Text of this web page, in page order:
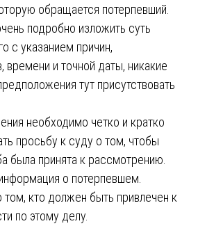
обращается потерпевший.
подробно изложить суть
с указанием причин,
времени и точной даты, никакие
тут присутствовать
необходимо четко и кратко
просьбу к суду о том, чтобы
была принята к рассмотрению.
о потерпевшем.
кто должен быть привлечен к
по этому делу.